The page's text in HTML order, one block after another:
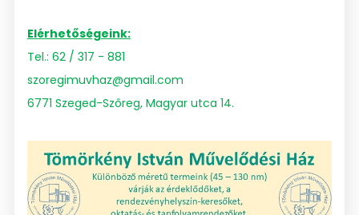
Elérhetőségeink:
Tel.: 62 / 317 - 881
szoregimuvhaz@gmail.com
6771 Szeged-Szőreg, Magyar utca 14.